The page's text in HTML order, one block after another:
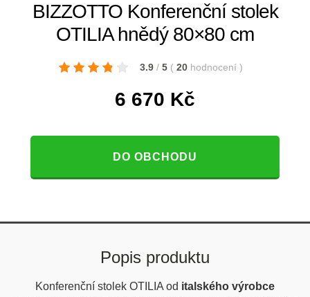
BIZZOTTO Konferenční stolek
OTILIA hnědý 80×80 cm
3.9 / 5 ( 20 hodnocení )
6 670 Kč
DO OBCHODU
Popis produktu
Konferenční stolek OTILIA od italského výrobce